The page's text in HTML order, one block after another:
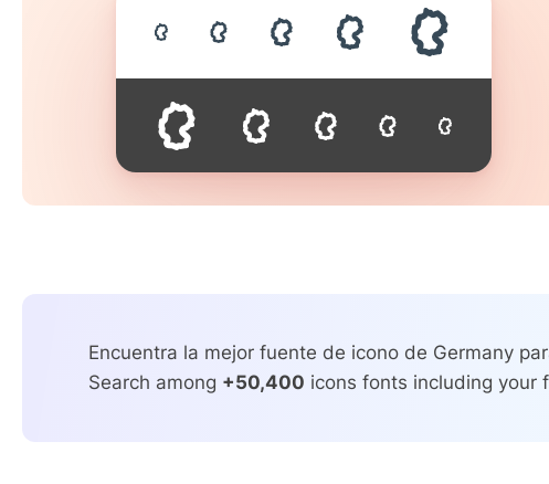
Encuentra la mejor fuente de icono de Germany
Search among +50,400 icons fonts including your